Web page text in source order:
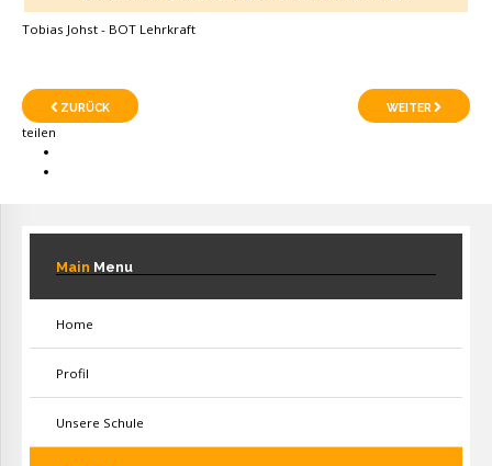
Tobias Johst - BOT Lehrkraft
ZURÜCK WEITER
teilen
Main Menu
Home
Profil
Unsere Schule